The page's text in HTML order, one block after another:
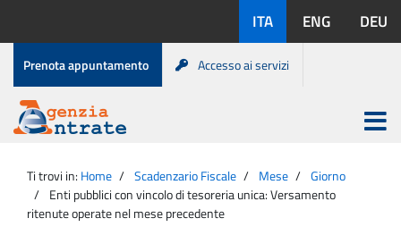
contenuto
disponibili:
ITA ENG DEU
Menu
di
servizio
Prenota appuntamento Accesso ai servizi
Agenzia
Entrate
Apri
menu
principale
Ti trovi in: Home Scadenzario Fiscale Mese
Giorno
Enti pubblici con vincolo di tesoreria unica: Versamento
ritenute operate nel mese precedente